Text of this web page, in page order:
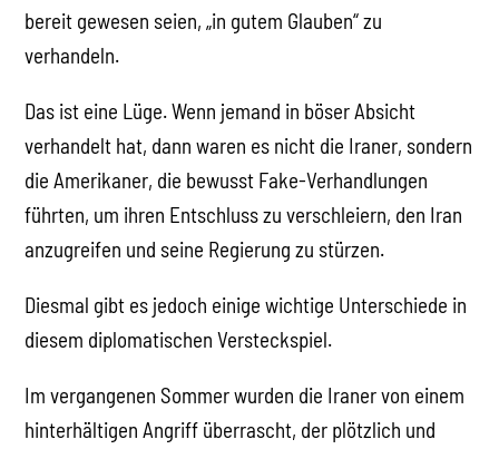
bereit gewesen seien, „in gutem Glauben“ zu
verhandeln.
Das ist eine Lüge. Wenn jemand in böser Absicht
verhandelt hat, dann waren es nicht die Iraner, sondern
die Amerikaner, die bewusst Fake-Verhandlungen
führten, um ihren Entschluss zu verschleiern, den Iran
anzugreifen und seine Regierung zu stürzen.
Diesmal gibt es jedoch einige wichtige Unterschiede in
diesem diplomatischen Versteckspiel.
Im vergangenen Sommer wurden die Iraner von einem
hinterhältigen Angriff überrascht, der plötzlich und